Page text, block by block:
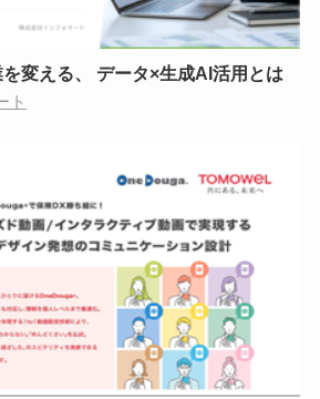
変える、 データ×生成AI活用とは
ト